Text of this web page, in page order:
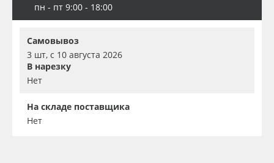
пн - пт 9:00 - 18:00
Самовывоз
3 шт, с 10 августа 2026
В нарезку
Нет
На складе поставщика
Нет